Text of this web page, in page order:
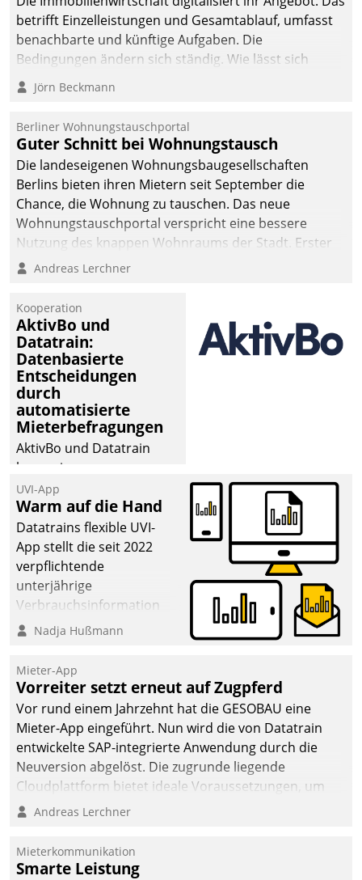
betrifft Einzelleistungen und Gesamtablauf, umfasst
benachbarte und künftige Aufgaben. Die
Bedingungen ändern sich ständig. Wie lässt sich
technisch die Kontrolle wahren und zugleich Freiraum
fürs Wachsen öffnen?
Jörn Beckmann
Berliner Wohnungstauschportal
Guter Schnitt bei Wohnungstausch
Die landeseigenen Wohnungsbaugesellschaften
Berlins bieten ihren Mietern seit September die
Chance, die Wohnung zu tauschen. Das neue
Wohnungstauschportal verspricht eine bessere
Nutzung des knappen Wohnraums der Stadt. Erster
Anwendungsfall für Datatrains Lösung API-Hub mit
Unternehmen.
Andreas Lerchner
Kooperation
AktivBo und
Datatrain:
Datenbasierte
Entscheidungen
durch
automatisierte
Mieterbefragungen
AktivBo und Datatrain
kooperieren –
Immobilienunternehmen
profitieren: Die nahtlose
Integration der Lösungen
von AktivBo und
Datatrain ermöglicht
automatisiert ausgelöste,
zielgerichtete
Mieterbefragungen – eine
starke Grundlage für
intelligente,
datengestützte
Entscheidungen.
UVI-App
Warm auf die Hand
Datatrains flexible UVI-
App stellt die seit 2022
verpflichtende
unterjährige
Verbrauchsinformation
schnell, zuverlässig und
Die monatlichen
Mitteilungen zum
Heizungs- und
Wasserverbrauch gehen
automatisiert, vollständig
und auf Wunsch über
mehrere zuvor
Kommunikationswege bei
Nadja Hußmann
Mieter-App
Vorreiter setzt erneut auf Zugpferd
Vor rund einem Jahrzehnt hat die GESOBAU eine
Mieter-App eingeführt. Nun wird die von Datatrain
entwickelte SAP-integrierte Anwendung durch die
Neuversion abgelöst. Die zugrunde liegende
Cloudplattform bietet ideale Voraussetzungen, um
die Funktionalität der App zu erweitern und weitere
integrieren.
Andreas Lerchner
Mieterkommunikation
Smarte Leistung